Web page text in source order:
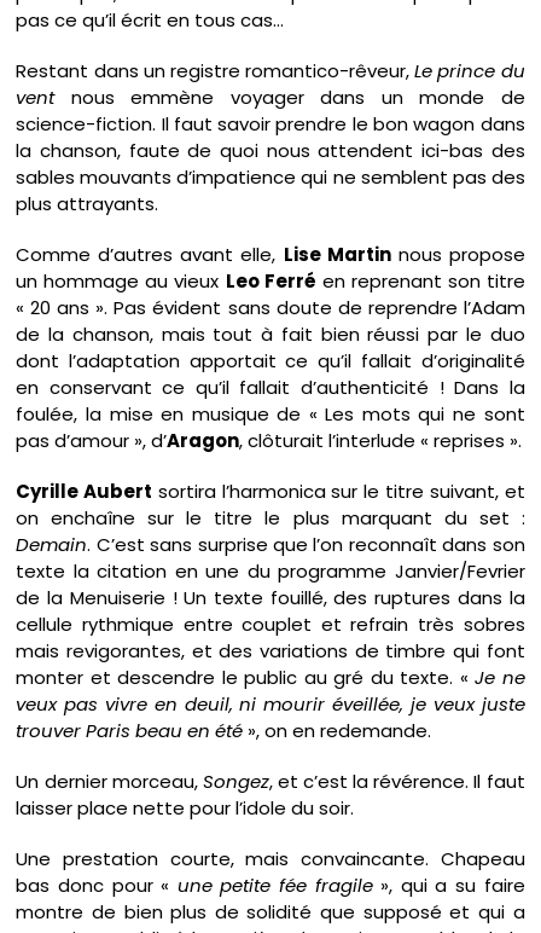
pas ce qu’il écrit en tous cas…
Restant dans un registre romantico-rêveur,Le prince du
ventnous emmène voyager dans un monde de
science-fiction. Il faut savoir prendre le bon wagon dans
la chanson, faute de quoi nous attendent ici-bas des
sables mouvants d’impatience qui ne semblent pas des
plus attrayants.
Comme d’autres avant elle, Lise Martinnous propose
un hommage au vieux Leo Ferré en reprenant son titre
« 20 ans ». Pas évident sans doute de reprendre l’Adam
de la chanson, mais tout à fait bien réussi par le duo
dont l’adaptation apportait ce qu’il fallait d’originalité
en conservant ce qu’il fallait d’authenticité ! Dans la
foulée, la mise en musique de « Les mots qui ne sont
pas d’amour », d’Aragon, clôturait l’interlude « reprises ».
Cyrille Aubert sortira l’harmonica sur le titre suivant, et
on enchaîne sur le titre le plus marquant du set :
Demain. C’est sans surprise que l’on reconnaît dans son
texte la citation en une du programme Janvier/Fevrier
de la Menuiserie ! Un texte fouillé, des ruptures dans la
cellule rythmique entre couplet et refrain très sobres
mais revigorantes, et des variations de timbre qui font
monter et descendre le public au gré du texte. «Je ne
veux pas vivre en deuil, ni mourir éveillée, je veux juste
trouver Paris beau en été », on en redemande.
Un dernier morceau,Songez, et c’est la révérence. Il faut
laisser place nette pour l’idole du soir.
Une prestation courte, mais convaincante. Chapeau
bas donc pour « une petite fée fragile», qui a su faire
montre de bien plus de solidité que supposé et qui a